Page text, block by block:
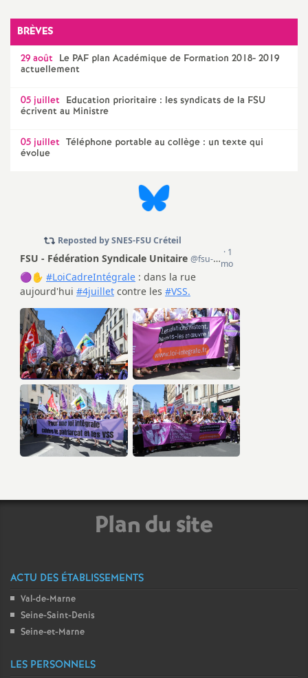
s
T
o
u
BRÈVES
29 août Le PAF plan Académique de Formation 2018- 2019
actuellement
05 juillet Education prioritaire : les syndicats de la FSU
écrivent au Ministre
05 juillet Téléphone portable au collège : un texte qui
évolue
Plan du site
ACTU DES ÉTABLISSEMENTS
Val-de-Marne
Seine-Saint-Denis
Seine-et-Marne
LES PERSONNELS